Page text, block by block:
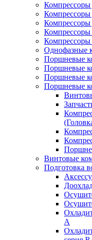
Компрессоры
Компрессоры
Компрессоры
Однофазные
Поршневые
Поршневые
Поршневые
Поршневые
Винтовые
Подготовка
A